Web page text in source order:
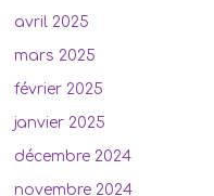
avril 2025
mars 2025
février 2025
janvier 2025
décembre 2024
novembre 2024